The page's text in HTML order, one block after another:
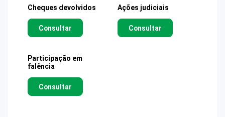
Cheques devolvidos
Consultar
Ações judiciais
Consultar
Participação em
falência
Consultar